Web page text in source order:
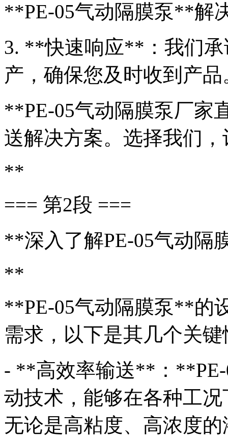
**PE-05气动隔膜泵**解
3. **快速响应**：我们
产，确保您及时收到产品
**PE-05气动隔膜泵厂家
送解决方案。选择我们
**
=== 第2段 ===
**深入了解PE-05气动隔
**
**PE-05气动隔膜泵**的
需求，以下是其几个关
- **高效率输送**：
动技术，能够在各种工
无论是高粘度、高浓度